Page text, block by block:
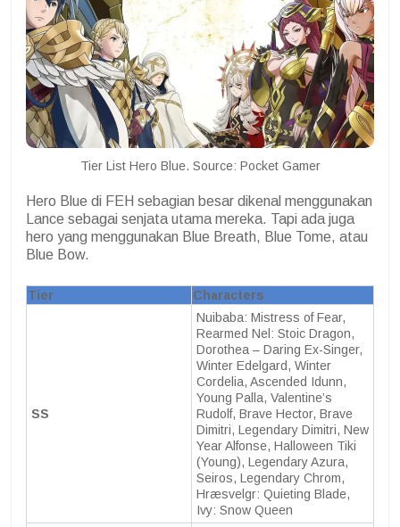
Tier List Hero Blue. Source: Pocket Gamer
Hero Blue di FEH sebagian besar dikenal menggunakan
Lance sebagai senjata utama mereka. Tapi ada juga
hero yang menggunakan Blue Breath, Blue Tome, atau
Blue Bow.
Tier Characters
SS
Nuibaba: Mistress of Fear,
Rearmed Nel: Stoic Dragon,
Dorothea – Daring Ex-Singer,
Winter Edelgard, Winter
Cordelia, Ascended Idunn,
Young Palla, Valentine’s
Rudolf, Brave Hector, Brave
Dimitri, Legendary Dimitri, New
Year Alfonse, Halloween Tiki
(Young), Legendary Azura,
Seiros, Legendary Chrom,
Hræsvelgr: Quieting Blade,
Ivy: Snow Queen